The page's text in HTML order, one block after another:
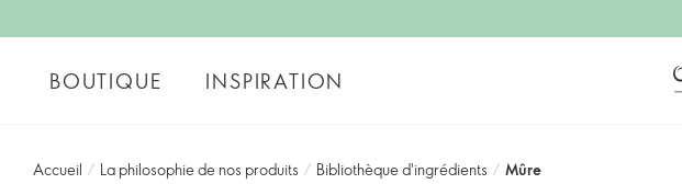
BOUTIQUE INSPIRATION
Accueil / La philosophie de nos produits / Bibliothèque d'ingrédients / Mûre